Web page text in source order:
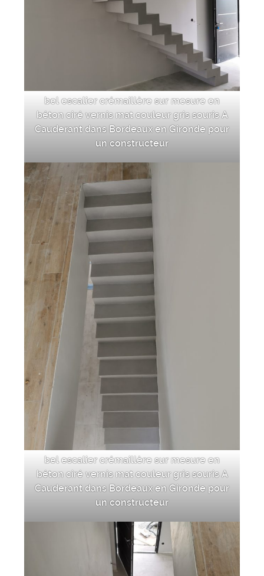
bel escalier crémaillère sur mesure en
béton ciré vernis mat couleur gris souris A
Cauderant dans Bordeaux en Gironde pour
un constructeur
bel escalier crémaillère sur mesure en
béton ciré vernis mat couleur gris souris A
Cauderant dans Bordeaux en Gironde pour
un constructeur